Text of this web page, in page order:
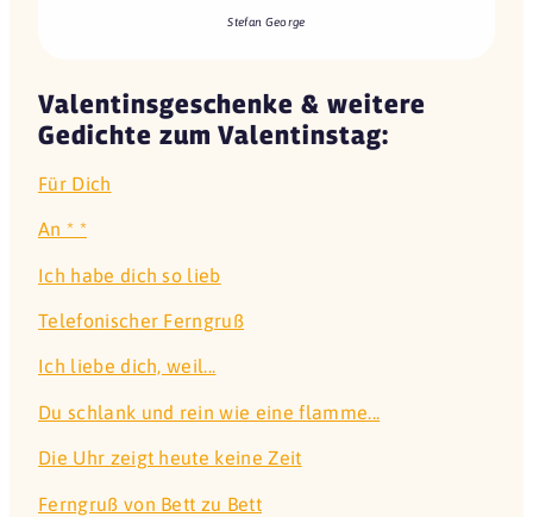
Stefan George
Valentinsgeschenke & weitere
Gedichte zum Valentinstag:
Für Dich
An * *
Ich habe dich so lieb
Telefonischer Ferngruß
Ich liebe dich, weil...
Du schlank und rein wie eine flamme...
Die Uhr zeigt heute keine Zeit
Ferngruß von Bett zu Bett